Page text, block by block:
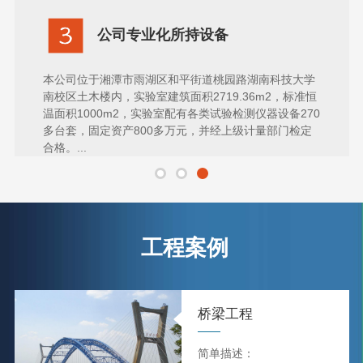
公司专业化所持设备
本公司位于湘潭市雨湖区和平街道桃园路湖南科技大学
南校区土木楼内，实验室建筑面积2719.36m2，标准恒
温面积1000m2，实验室配有各类试验检测仪器设备270
多台套，固定资产800多万元，并经上级计量部门检定
合格。...
工程案例
桥梁工程
简单描述：